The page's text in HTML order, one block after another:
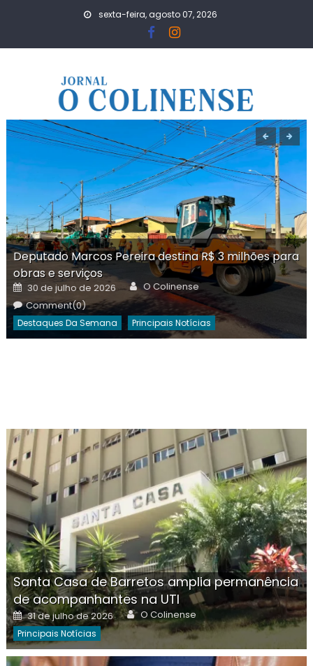
sexta-feira, agosto 07, 2026
Deputado Marcos Pereira destina R$ 3 milhões para
obras e serviços
Posted
on
30 de julho de 2026 Author
O Colinense
Comment(0)
Destaques Da Semana Principais Notícias
Santa Casa de Barretos amplia permanência
de acompanhantes na UTI
Posted
on
31 de julho de 2026 Author
O Colinense
Principais Notícias